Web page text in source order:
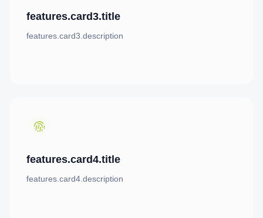
features.card3.title
features.card3.description
features.card4.title
features.card4.description